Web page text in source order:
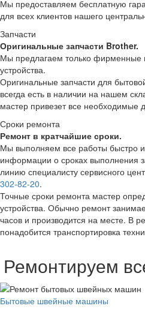
Мы предоставляем бесплатную
для всех клиентов нашего
Запчасти
Оригинальные запчасти Brother.
Мы предлагаем только фирменные
устройства.
Оригинальные запчасти для
всегда есть в наличии на нашем
мастер привезет все необходимые
Сроки ремонта
Ремонт в кратчайшие сроки.
Мы выполняем все работы быстро
информации о сроках выполнения
линию специалисту сервисного
302-82-20.
Точные сроки ремонта мастер
устройства. Обычно ремонт
часов и производится на месте. В
понадобится транспортировка
Ремонтируем
Бытовые швейные машины